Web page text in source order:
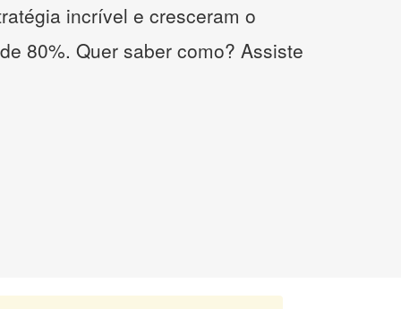
incrível e cresceram o
80%. Quer saber como? Assiste